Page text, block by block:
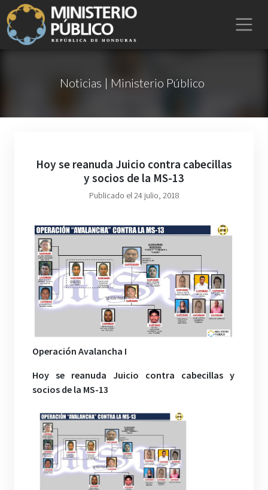
Noticias | Ministerio Público
Hoy se reanuda Juicio contra cabecillas
y socios de la MS-13
Publicado el 24 julio, 2018
Operación Avalancha I
Hoy se reanuda Juicio contra cabecillas y
socios de la MS-13